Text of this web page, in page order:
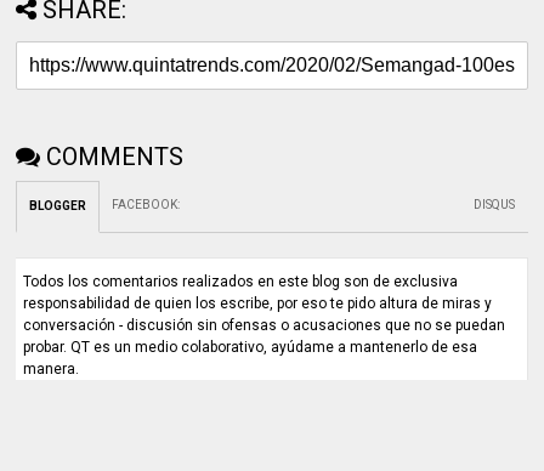
SHARE:
COMMENTS
BLOGGER FACEBOOK: DISQUS
Todos los comentarios realizados en este blog son de exclusiva
responsabilidad de quien los escribe, por eso te pido altura de miras y
conversación - discusión sin ofensas o acusaciones que no se puedan
probar. QT es un medio colaborativo, ayúdame a mantenerlo de esa
manera.